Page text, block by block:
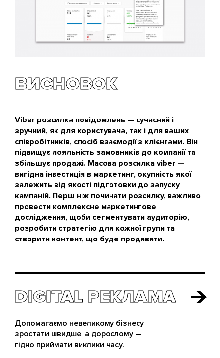
ВИСНОВОК
Viber розсилка повідомлень — сучасний і
зручний, як для користувача, так і для ваших
співробітників, спосіб взаємодії з клієнтами. Він
підвищує лояльність замовників до компанії та
збільшує продажі. Масова розсилка viber —
вигідна інвестиція в маркетинг, окупність якої
залежить від якості підготовки до запуску
кампаній. Перш ніж починати розсилку, важливо
провести комплексне маркетингове
дослідження, щоби сегментувати аудиторію,
розробити стратегію для кожної групи та
створити контент, що буде продавати.
DIGITAL РЕКЛАМА
DIGITAL РЕКЛАМА
Допомагаємо невеликому бізнесу
зростати швидше, а дорослому —
гідно приймати виклики часу.